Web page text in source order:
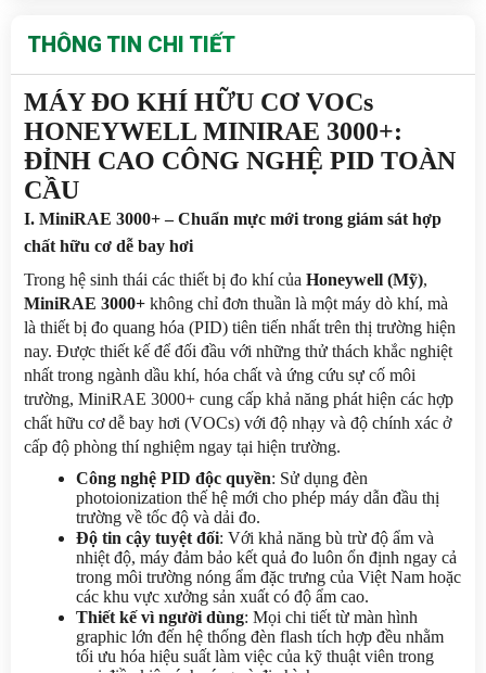
THÔNG TIN CHI TIẾT
MÁY ĐO KHÍ HỮU CƠ VOCs
HONEYWELL MINIRAE 3000+:
ĐỈNH CAO CÔNG NGHỆ PID TOÀN
CẦU
I. MiniRAE 3000+ – Chuẩn mực mới trong giám sát hợp
chất hữu cơ dễ bay hơi
Trong hệ sinh thái các thiết bị đo khí của Honeywell (Mỹ)
MiniRAE 3000+ không chỉ đơn thuần là một máy dò khí, mà
là thiết bị đo quang hóa (PID) tiên tiến nhất trên thị trường hiện
nay. Được thiết kế để đối đầu với những thử thách khắc nghiệt
nhất trong ngành dầu khí, hóa chất và ứng cứu sự cố môi
trường, MiniRAE 3000+ cung cấp khả năng phát hiện các hợp
chất hữu cơ dễ bay hơi (VOCs) với độ nhạy và độ chính xác ở
cấp độ phòng thí nghiệm ngay tại hiện trường.
Công nghệ PID độc quyền: Sử dụng đèn
photoionization thế hệ mới cho phép máy dẫn đầu thị
trường về tốc độ và dải đo.
Độ tin cậy tuyệt đối: Với khả năng bù trừ độ ẩm và
nhiệt độ, máy đảm bảo kết quả đo luôn ổn định ngay cả
trong môi trường nóng ẩm đặc trưng của Việt Nam hoặc
các khu vực xưởng sản xuất có độ ẩm cao.
Thiết kế vì người dùng: Mọi chi tiết từ màn hình
graphic lớn đến hệ thống đèn flash tích hợp đều nhằm
tối ưu hóa hiệu suất làm việc của kỹ thuật viên trong